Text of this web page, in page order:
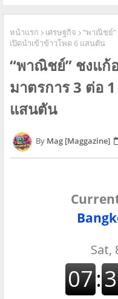
หน้าแรก เศรษฐกิจ
“พาณิชย์”
เปิดนำเข้าข้าวโพด 6 แสนตัน
“พาณิชย์” ชงแก้
มาตรการ 3 ต่อ
แสนตัน
Mag [Maggazine]